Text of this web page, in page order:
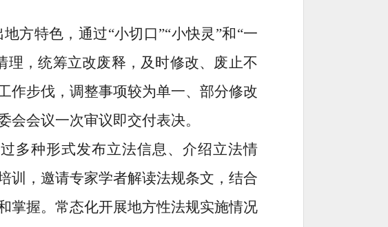
方特色，通过“小切口”“小快灵”和“一
理，统筹立改废释，及时修改、废止不
作步伐，调整事项较为单一、部分修改
会议一次审议即交付表决。
多种形式发布立法信息、介绍立法情
训， 邀请专家学者解读法规条文，结合
掌握。常态化开展地方性法规实施情况